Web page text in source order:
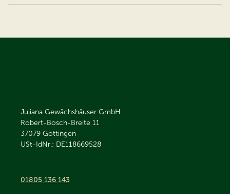
Juliana Gewächshäuser GmbH
Robert-Bosch-Breite 11
37079 Göttingen
USt-IdNr.: DE118669528
01805 136 143